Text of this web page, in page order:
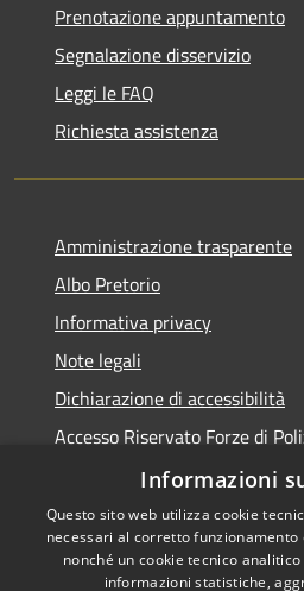
Prenotazione appuntamento
Segnalazione disservizio
Leggi le FAQ
Richiesta assistenza
Amministrazione trasparente
Albo Pretorio
Informativa privacy
Note legali
Dichiarazione di accessibilità
Accesso Riservato Forze di
Archivio vecchio sito
Informazioni
Questo sito web utilizza cookie
necessari al corretto funzionamento
nonché un cookie tecnico
informazioni statistiche,